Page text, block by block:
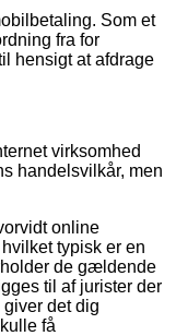
Som et
fra for
hensigt at afdrage
virksomhed
handelsvilkår, men
online
typisk er en
de gældende
til af jurister der
det dig
få